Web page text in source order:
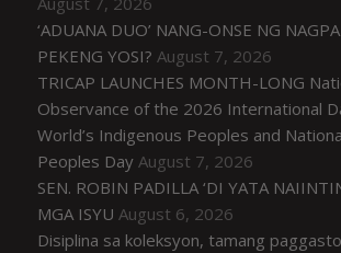
‘ADUANA DUO’ NANG-ONSE NG
PEKENG YOSI? August 7, 2026
TRICAP LAUNCHES MONTH-LONG
Observance of the 2026 International
World’s Indigenous Peoples and
Peoples Day August 7, 2026
SEN. ROBIN PADILLA ‘DI YATA
MGA ISYU August 6, 2026
Disiplina sa koleksyon, tamang